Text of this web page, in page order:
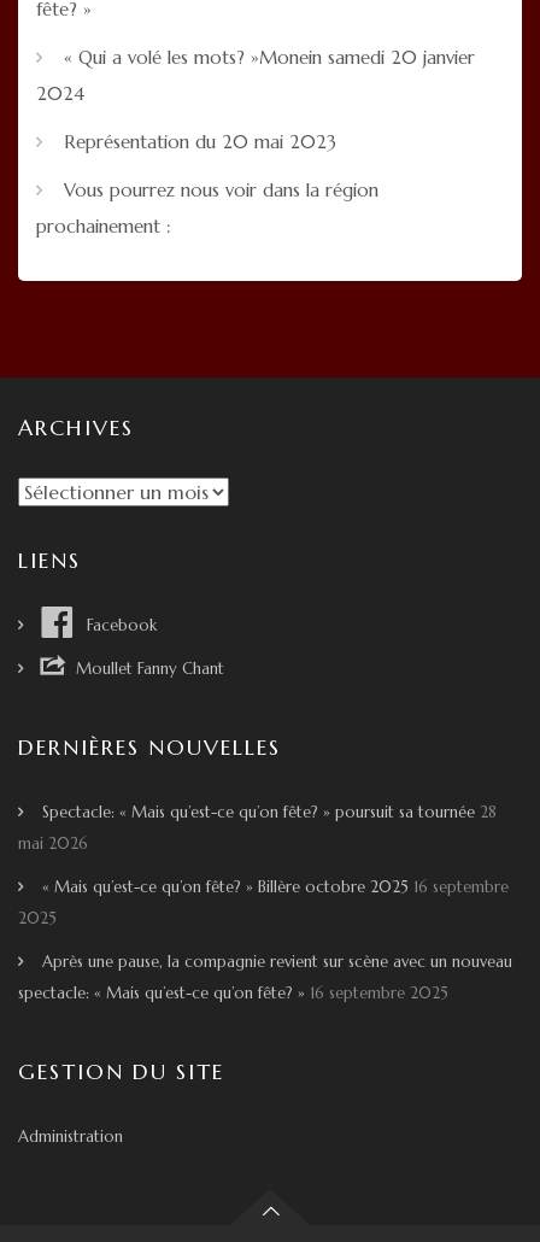
fête? »
« Qui a volé les mots? »Monein samedi 20 janvier
2024
Représentation du 20 mai 2023
Vous pourrez nous voir dans la région
prochainement :
ARCHIVES
A
c
i
e
LIENS
Facebook
Moullet Fanny Chant
DERNIÈRES NOUVELLES
Spectacle: « Mais qu’est-ce qu’on fête? » poursuit sa tournée 28
mai 2026
« Mais qu’est-ce qu’on fête? » Billère octobre 2025 16 septembre
2025
Après une pause, la compagnie revient sur scène avec un nouveau
spectacle: « Mais qu’est-ce qu’on fête? » 16 septembre 2025
GESTION DU SITE
Administration